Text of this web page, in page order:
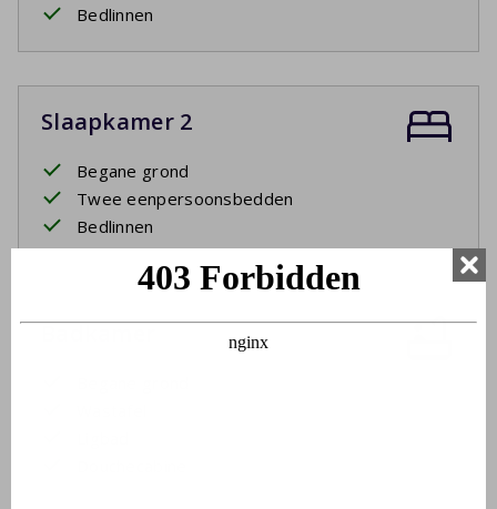
Bedlinnen
Slaapkamer 2
Begane grond
Twee eenpersoonsbedden
Bedlinnen